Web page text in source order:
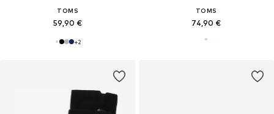
TOMS
59,90 €
+2
TOMS
74,90 €